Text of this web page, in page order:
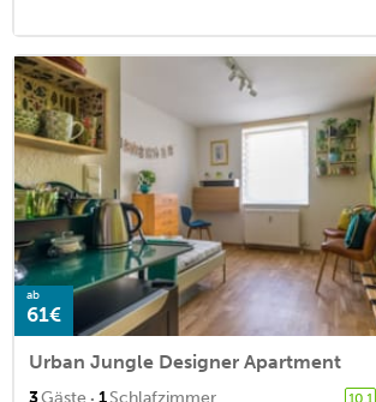
ab
61€
Urban Jungle Designer Apartment
3Gäste 1Schlafzimmer 10,1